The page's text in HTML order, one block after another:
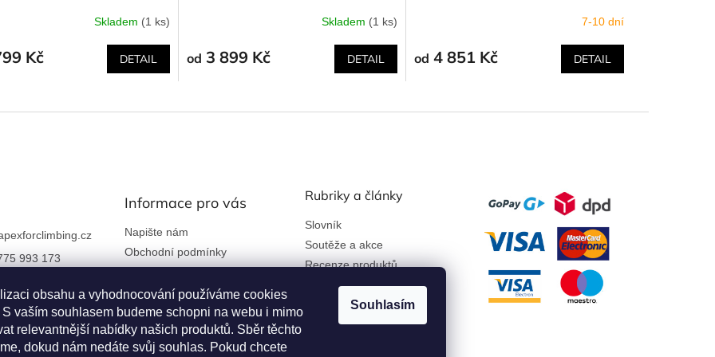
obsahu a vyhodnocování používáme cookies
S vaším souhlasem budeme schopni na webu i mimo
relevantnější nabídky našich produktů. Sběr těchto
dokud nám nedáte svůj souhlas. Pokud chcete
Souhlasím
Skladem (1 ks)
Kč DETAIL
Skladem (1 ks)
od 3 899 Kč DETAIL
7-10 dní
od 4 851 Kč DETAIL
993 173
Informace pro vás
Napište nám
Obchodní podmínky
Kontakty a firemní údaje
Reklamace a vrácení zboží
Věrnostní program
Rubriky a články
Slovník
Soutěže a akce
Recenze produktů